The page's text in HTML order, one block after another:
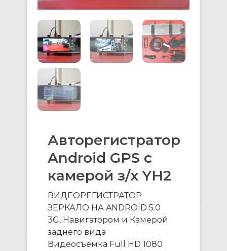
Авторегистратор
Android GPS с
камерой з/х YH2
ВИДЕОРЕГИСТРАТОР
ЗЕРКАЛО НА ANDROID 5.0
3G, Навигатором и Камерой
заднего вида
Видеосъемка Full HD 1080